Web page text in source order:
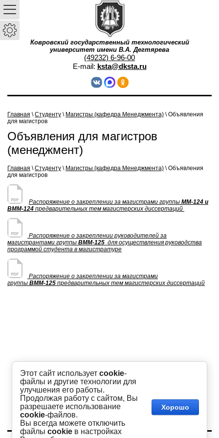
Ковровский государственный технологический
университет имени В.А. Дегтярева
(49232) 6-96-00
E-mail: ksta@dksta.ru
Главная \Студенту \ Магистры (кафедра Менеджмента) \ Объявления
для магистров
Объявления для магистров
(менеджмент)
Главная \Студенту \ Магистры (кафедра Менеджмента) \Объявления
для магистров
Распоряжение о закреплении за магистрами группы ММ-124 и
ВММ-124 предварительных тем магистерских диссертаций
Распоряжение о закреплении руководителей за
магистрантами группы ВММ-125 для осуществления руководства
программой студента в магистратуре
Распоряжение о закреплении за магистрами
группы ВММ-125 предварительных тем магистерских диссертаций
Copyright © 2016 - 2026
Этот сайт использует cookie-
файлы и другие технологии для
улучшения его работы.
Продолжая работу с сайтом, Вы
разрешаете использование
cookie-файлов.
Вы всегда можете отключить
файлы cookie в настройках
Хорошо